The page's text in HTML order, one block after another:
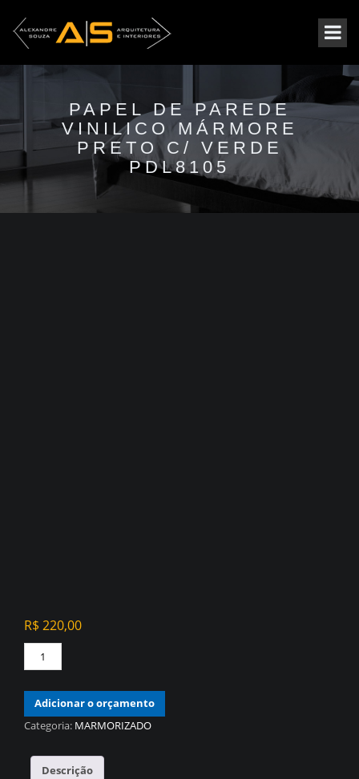
PAPEL DE PAREDE
VINILICO MÁRMORE
PRETO C/ VERDE
PDL8105
R$ 220,00
PAPEL
DE
PAREDE
VINILICO
MÁRMORE
C/
Adicionar o orçamento
Categoria: MARMORIZADO
Descrição